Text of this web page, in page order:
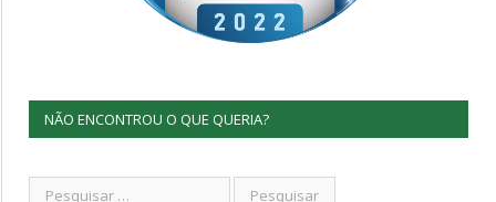
NÃO ENCONTROU O QUE QUERIA?